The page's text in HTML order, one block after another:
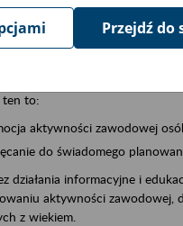
to inicjatywa, która
ten to:
aktywności zawodowej
do świadomego
działania informacyjne i
aktywności zawodowej,
z wiekiem.
Przejdź do